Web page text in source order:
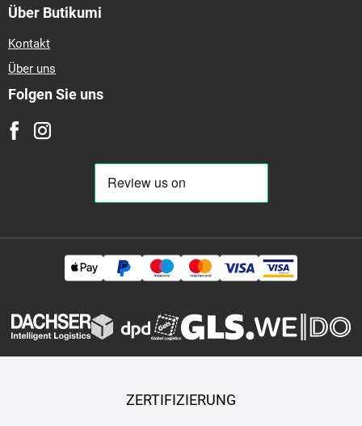
Über Butikumi
Kontakt
Über uns
Folgen Sie uns
ZERTIFIZIERUNG